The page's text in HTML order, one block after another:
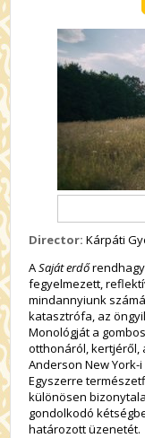
Director: Kárpáti
ASaját erdő
fegyelmezett,
mindannyiunk
katasztrófa, az
Monológját a
otthonáról, kertjéről,
Anderson New
Egyszerre
különösen
gondolkodó
határozott üzenetét.